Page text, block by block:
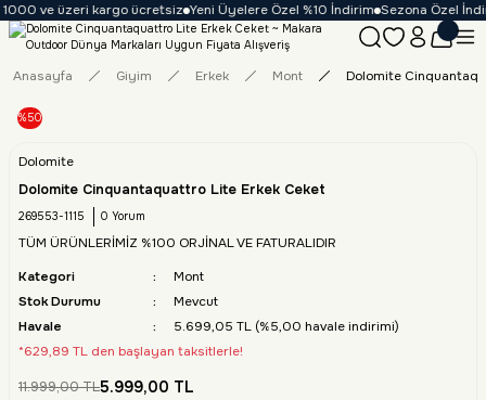
ve üzeri kargo ücretsiz Yeni Üyelere Özel %10 İndirim Sezona Özel
Anasayfa Giyim Erkek Mont Dolomite
%50
Dolomite
Dolomite Cinquantaquattro Lite Erkek Ceket
269553-1115 0 Yorum
TÜM ÜRÜNLERİMİZ %100 ORJİNAL VE FATURALIDIR
Kategori
Mont
Stok Durumu
Mevcut
Havale
5.699,05 TL (%5,00 havale indirimi)
*629,89 TL den başlayan taksitlerle!
11.999,00 TL5.999,00 TL